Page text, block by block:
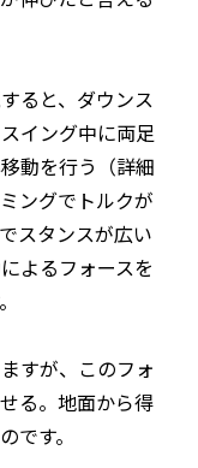
ると、ダウンス
イング中に両足
動を行う（詳細
ングでトルクが
スタンスが広い
よるフォースを
すが、このフォ
る。地面から得
です。